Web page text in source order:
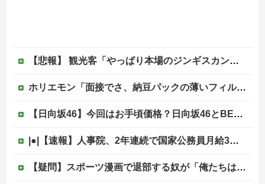
【悲報】 観光客「やっぱり本場のジンギスカンは美味い！」道民ワイ「ぷっｗｗｗｗ」
ホリエモン「面接でさ、納豆パックの薄いフィルムって何のために入っていの？って聞くわけ」
【日向坂46】今回はお手頃価格？日向坂46とBEAMSのコラボが決定！！
|●|【速報】人事院、2年連続で国家公務員月給3%増の「1万5056円」引き上げ勧告 2年で6%超え
【疑問】スポーツ漫画で退部する奴が「俺たちは楽しくやりたかったんだよ」って言い出す理由ｗｗｗｗｗ他